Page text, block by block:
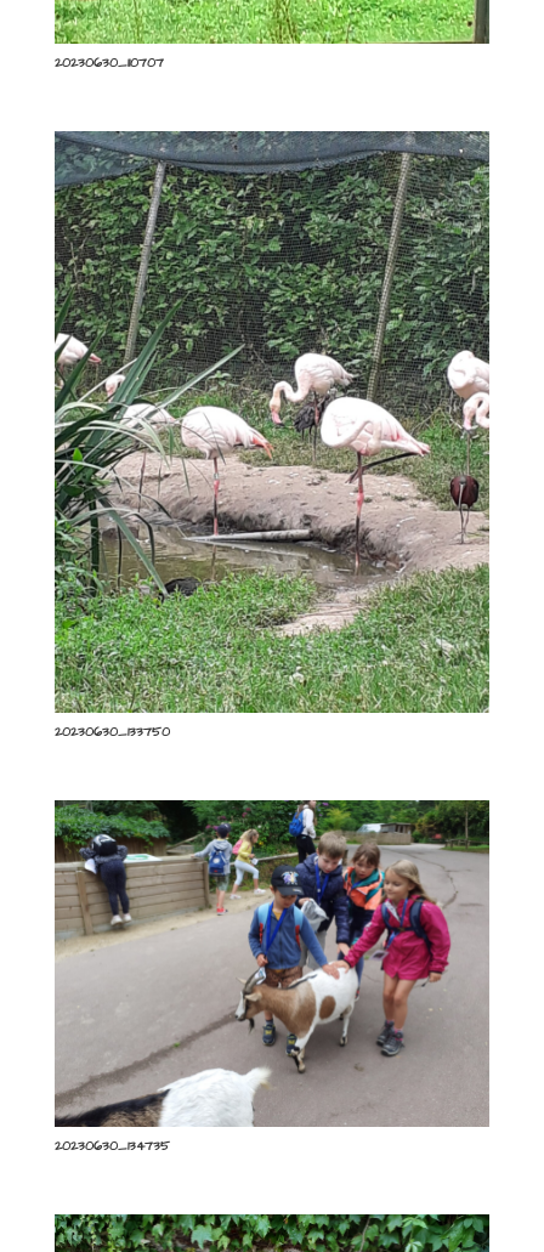
20230630_110707
20230630_133750
20230630_134735